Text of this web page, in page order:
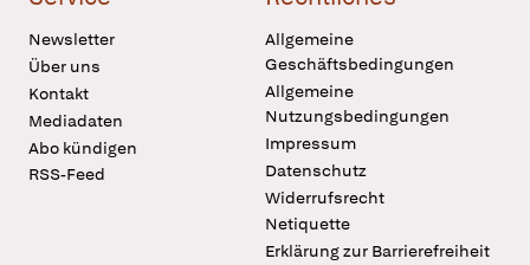
Newsletter
Über uns
Kontakt
Mediadaten
Abo kündigen
RSS-Feed
Allgemeine
Geschäftsbedingungen
Allgemeine
Nutzungsbedingungen
Impressum
Datenschutz
Widerrufsrecht
Netiquette
Erklärung zur Barrierefreiheit